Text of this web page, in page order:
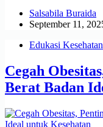
Salsabila Buraida
September 11,
Edukasi Kesehatan
Cegah
Berat Badan